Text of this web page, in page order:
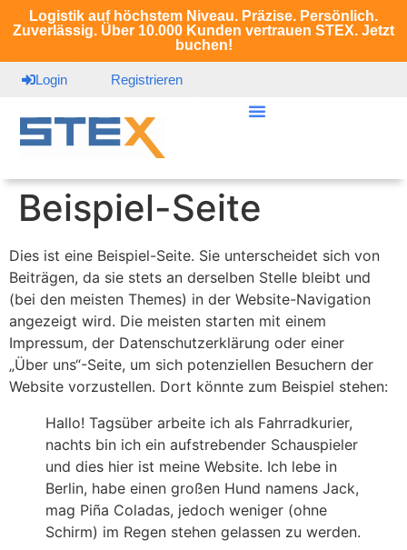
Logistik auf höchstem Niveau. Präzise. Persönlich.
Zuverlässig. Über 10.000 Kunden vertrauen STEX. Jetzt
buchen!
Login Registrieren
Beispiel-Seite
Dies ist eine Beispiel-Seite. Sie unterscheidet sich von
Beiträgen, da sie stets an derselben Stelle bleibt und
(bei den meisten Themes) in der Website-Navigation
angezeigt wird. Die meisten starten mit einem
Impressum, der Datenschutzerklärung oder einer
„Über uns“-Seite, um sich potenziellen Besuchern der
Website vorzustellen. Dort könnte zum Beispiel stehen:
Hallo! Tagsüber arbeite ich als Fahrradkurier,
nachts bin ich ein aufstrebender Schauspieler
und dies hier ist meine Website. Ich lebe in
Berlin, habe einen großen Hund namens Jack,
mag Piña Coladas, jedoch weniger (ohne
Schirm) im Regen stehen gelassen zu werden.